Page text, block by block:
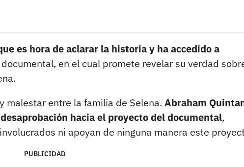
es hora de aclarar la historia y ha accedido a
en el cual promete revelar su verdad
malestar entre la familia de Selena. Abraham
hacia el proyecto del documental,
ni apoyan de ninguna manera este
PUBLICIDAD